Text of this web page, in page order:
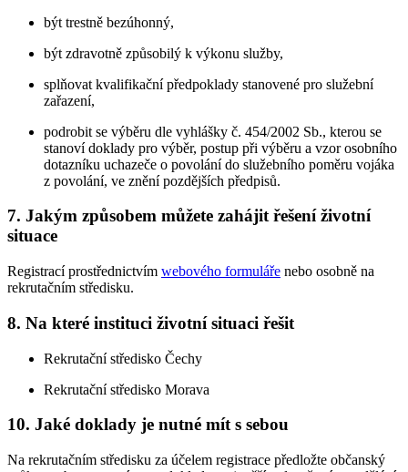
být trestně bezúhonný,
být zdravotně způsobilý k výkonu služby,
splňovat kvalifikační předpoklady stanovené pro služební
zařazení,
podrobit se výběru dle vyhlášky č. 454/2002 Sb., kterou se
stanoví doklady pro výběr, postup při výběru a vzor osobního
dotazníku uchazeče o povolání do služebního poměru vojáka
z povolání, ve znění pozdějších předpisů.
7. Jakým způsobem můžete zahájit řešení životní
situace
Registrací prostřednictvím webového formuláře nebo osobně na
rekrutačním středisku.
8. Na které instituci životní situaci řešit
Rekrutační středisko Čechy
Rekrutační středisko Morava
10. Jaké doklady je nutné mít s sebou
Na rekrutačním středisku za účelem registrace předložte občanský